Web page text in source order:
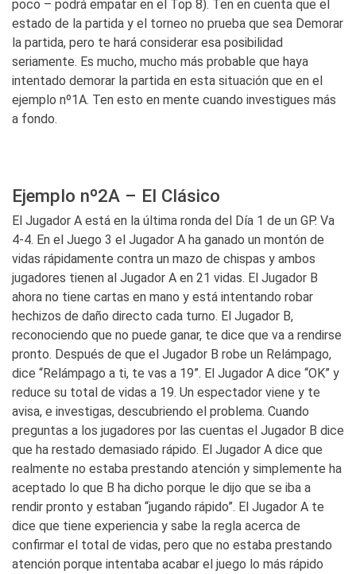
poco – podrá empatar en el Top 8). Ten en cuenta que el
estado de la partida y el torneo no prueba que sea Demorar
la partida, pero te hará considerar esa posibilidad
seriamente. Es mucho, mucho más probable que haya
intentado demorar la partida en esta situación que en el
ejemplo nº1A. Ten esto en mente cuando investigues más
a fondo.
Ejemplo nº2A – El Clásico
El Jugador A está en la última ronda del Día 1 de un GP. Va
4-4. En el Juego 3 el Jugador A ha ganado un montón de
vidas rápidamente contra un mazo de chispas y ambos
jugadores tienen al Jugador A en 21 vidas. El Jugador B
ahora no tiene cartas en mano y está intentando robar
hechizos de daño directo cada turno. El Jugador B,
reconociendo que no puede ganar, te dice que va a rendirse
pronto. Después de que el Jugador B robe un Relámpago,
dice “Relámpago a ti, te vas a 19”. El Jugador A dice “OK” y
reduce su total de vidas a 19. Un espectador viene y te
avisa, e investigas, descubriendo el problema. Cuando
preguntas a los jugadores por las cuentas el Jugador B dice
que ha restado demasiado rápido. El Jugador A dice que
realmente no estaba prestando atención y simplemente ha
aceptado lo que B ha dicho porque le dijo que se iba a
rendir pronto y estaban “jugando rápido”. El Jugador A te
dice que tiene experiencia y sabe la regla acerca de
confirmar el total de vidas, pero que no estaba prestando
atención porque intentaba acabar el juego lo más rápido